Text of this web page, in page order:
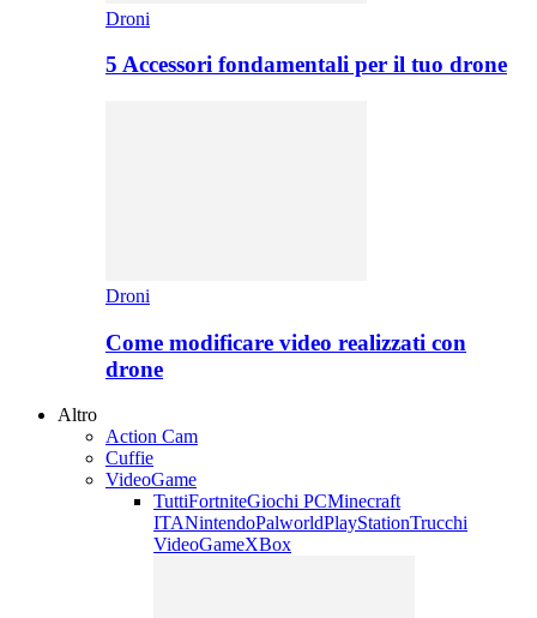
Droni
5 Accessori fondamentali per il tuo drone
Droni
Come modificare video realizzati con
drone
Altro
Action Cam
Cuffie
VideoGame
TuttiFortniteGiochi PCMinecraft
ITANintendoPalworldPlayStationTrucchi
VideoGameXBox